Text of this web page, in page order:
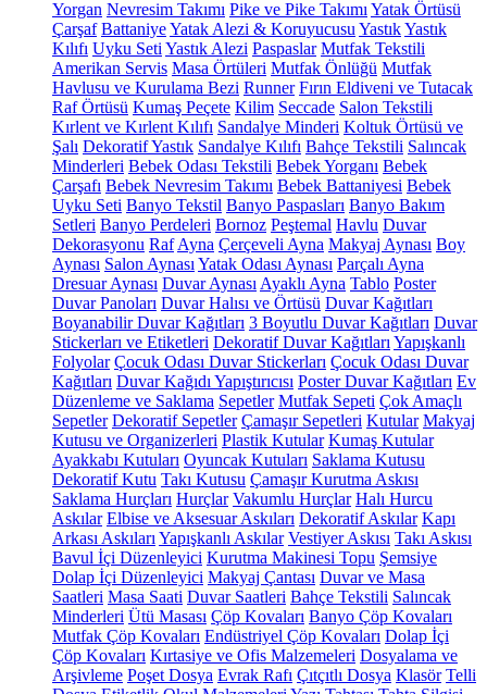
Yorgan Nevresim Takımı Pike ve Pike Takımı Yatak Örtüsü
Çarşaf BattaniyeYatak Alezi & Koruyucusu YastıkYastık
Kılıfı Uyku Seti Yastık Alezi Paspaslar Mutfak Tekstili
Amerikan Servis Masa Örtüleri Mutfak Önlüğü Mutfak
Havlusu ve Kurulama Bezi Runner Fırın Eldiveni ve Tutacak
Raf Örtüsü Kumaş Peçete Kilim Seccade Salon Tekstili
Kırlent ve Kırlent Kılıfı Sandalye Minderi Koltuk Örtüsü ve
Şalı Dekoratif Yastık Sandalye Kılıfı Bahçe Tekstili Salıncak
Minderleri Bebek Odası Tekstili Bebek Yorganı Bebek
Çarşafı Bebek Nevresim Takımı Bebek Battaniyesi Bebek
Uyku Seti Banyo Tekstil Banyo Paspasları Banyo Bakım
Setleri Banyo Perdeleri Bornoz Peştemal Havlu Duvar
Dekorasyonu Raf Ayna Çerçeveli Ayna Makyaj Aynası Boy
Aynası Salon Aynası Yatak Odası Aynası Parçalı Ayna
Dresuar Aynası Duvar Aynası Ayaklı Ayna Tablo Poster
Duvar Panoları Duvar Halısı ve Örtüsü Duvar Kağıtları
Boyanabilir Duvar Kağıtları 3 Boyutlu Duvar Kağıtları Duvar
Stickerları ve Etiketleri Dekoratif Duvar Kağıtları Yapışkanlı
Folyolar Çocuk Odası Duvar Stickerları Çocuk Odası Duvar
Kağıtları Duvar Kağıdı Yapıştırıcısı Poster Duvar Kağıtları Ev
Düzenleme ve Saklama Sepetler Mutfak Sepeti Çok Amaçlı
Sepetler Dekoratif Sepetler Çamaşır Sepetleri Kutular Makyaj
Kutusu ve Organizerleri Plastik Kutular Kumaş Kutular
Ayakkabı Kutuları Oyuncak Kutuları Saklama Kutusu
Dekoratif Kutu Takı Kutusu Çamaşır Kurutma Askısı
Saklama Hurçları Hurçlar Vakumlu Hurçlar Halı Hurcu
Askılar Elbise ve Aksesuar Askıları Dekoratif Askılar Kapı
Arkası Askıları Yapışkanlı Askılar Vestiyer Askısı Takı Askısı
Bavul İçi Düzenleyici Kurutma Makinesi Topu Şemsiye
Dolap İçi Düzenleyici Makyaj Çantası Duvar ve Masa
Saatleri Masa Saati Duvar Saatleri Bahçe Tekstili Salıncak
Minderleri Ütü Masası Çöp Kovaları Banyo Çöp Kovaları
Mutfak Çöp Kovaları Endüstriyel Çöp Kovaları Dolap İçi
Çöp Kovaları Kırtasiye ve Ofis Malzemeleri Dosyalama ve
Arşivleme Poşet Dosya Evrak Rafı Çıtçıtlı Dosya Klasör Telli